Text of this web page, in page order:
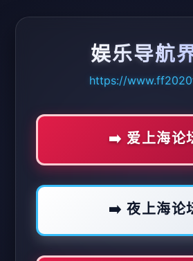
娱乐导航
https://
➡️ 爱上海论
➡️ 夜上海论